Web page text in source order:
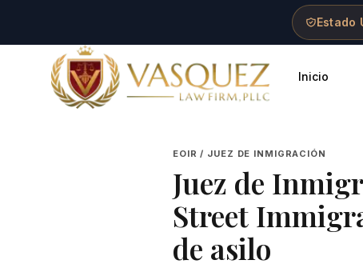
Estado
Vasquez Law Firm - Home
Inicio
EOIR / JUEZ DE INMIGRACIÓN
Juez de
Street
de asilo